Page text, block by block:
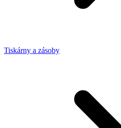
Tiskárny a zásoby